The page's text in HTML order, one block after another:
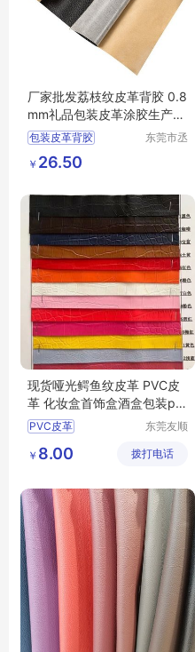
厂家批发荔枝纹皮革背胶 0.8
mm礼品包装皮革涂胶生产厂
家
包装皮革背胶
皮革背胶 直销背胶
包装背胶
东莞市丞
￥ 26.50
现货哑光鳄鱼纹皮革 PVC皮
革 化妆盒首饰盒酒盒包装pv
c仿皮革
PVC皮革
化妆盒PVC皮革
首饰盒皮革
东莞友顺
限公司
￥ 8.00 拨打电话